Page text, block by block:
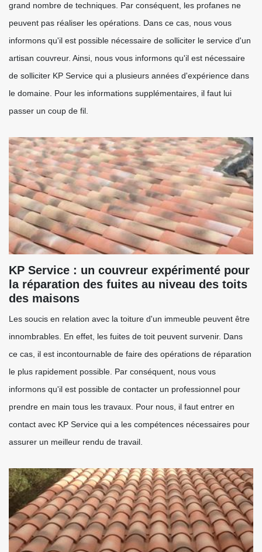
grand nombre de techniques. Par conséquent, les profanes ne
peuvent pas réaliser les opérations. Dans ce cas, nous vous
informons qu'il est possible nécessaire de solliciter le service d'un
artisan couvreur. Ainsi, nous vous informons qu'il est nécessaire
de solliciter KP Service qui a plusieurs années d'expérience dans
le domaine. Pour les informations supplémentaires, il faut lui
passer un coup de fil.
KP Service : un couvreur expérimenté pour
la réparation des fuites au niveau des toits
des maisons
Les soucis en relation avec la toiture d'un immeuble peuvent être
innombrables. En effet, les fuites de toit peuvent survenir. Dans
ce cas, il est incontournable de faire des opérations de réparation
le plus rapidement possible. Par conséquent, nous vous
informons qu'il est possible de contacter un professionnel pour
prendre en main tous les travaux. Pour nous, il faut entrer en
contact avec KP Service qui a les compétences nécessaires pour
assurer un meilleur rendu de travail.